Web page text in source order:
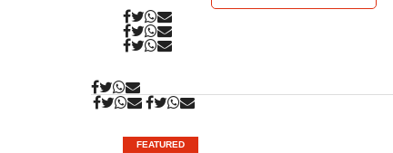
FEATURED